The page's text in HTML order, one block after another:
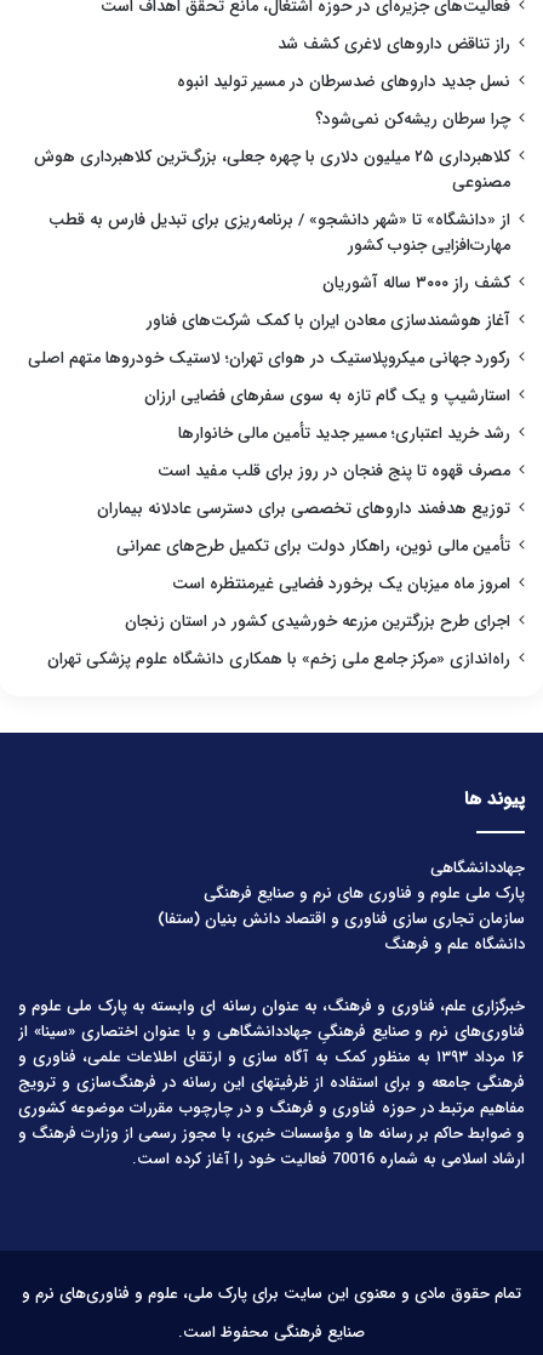
فعالیت‌های جزیره‌ای در حوزه اشتغال، مانع تحقق اهداف است
راز تناقض داروهای لاغری کشف شد
نسل جدید داروهای ضدسرطان در مسیر تولید انبوه
چرا سرطان ریشه‌کن نمی‌شود؟
کلاهبرداری ۲۵ میلیون دلاری با چهره جعلی، بزرگ‌ترین کلاهبرداری هوش
مصنوعی
از «دانشگاه» تا «شهر دانشجو» / برنامه‌ریزی برای تبدیل فارس به قطب
مهارت‌افزایی جنوب کشور
کشف راز ۳۰۰۰ ساله آشوریان
آغاز هوشمندسازی معادن ایران با کمک شرکت‌های فناور
رکورد جهانی میکروپلاستیک در هوای تهران؛ لاستیک خودروها متهم اصلی
استارشیپ و یک گام تازه به سوی سفرهای فضایی ارزان
رشد خرید اعتباری؛ مسیر جدید تأمین مالی خانوارها
مصرف قهوه تا پنج فنجان در روز برای قلب مفید است
توزیع هدفمند داروهای تخصصی برای دسترسی عادلانه بیماران
تأمین مالی نوین، راهکار دولت برای تکمیل طرح‌های عمرانی
امروز ماه میزبان یک برخورد فضایی غیرمنتظره است
اجرای طرح بزرگترین مزرعه خورشیدی کشور در استان زنجان
راه‌اندازی «مرکز جامع ملی زخم» با همکاری دانشگاه علوم پزشکی تهران
پیوند ها
جهاددانشگاهی
پارک ملی علوم و فناوری های نرم و صنایع فرهنگی
سازمان تجاری سازی فناوری و اقتصاد دانش بنیان (ستفا)
دانشگاه علم و فرهنگ
خبرگزاری علم، فناوری و فرهنگ، به عنوان رسانه ای وابسته به پارک ملی علوم و
فناوری‌های نرم و صنایع فرهنگیِ جهاددانشگاهی و با عنوان اختصاری «سینا» از
۱۶ مرداد ۱۳۹۳ به منظور کمک به آگاه سازی و ارتقای اطلاعات علمی، فناوری و
فرهنگی جامعه و برای استفاده از ظرفیتهای این رسانه در فرهنگ‌سازی و ترویج
مفاهیم مرتبط در حوزه فناوری و فرهنگ و در چارچوب مقررات موضوعه کشوری
و ضوابط حاکم بر رسانه ها و مؤسسات خبری، با مجوز رسمی از وزارت فرهنگ و
ارشاد اسلامی به شماره 70016 فعالیت خود را آغاز کرده است.
تمام حقوق مادی و معنوی این سایت برای پارک ملی، علوم و فناوری‌های نرم و
صنایع فرهنگی محفوظ است.